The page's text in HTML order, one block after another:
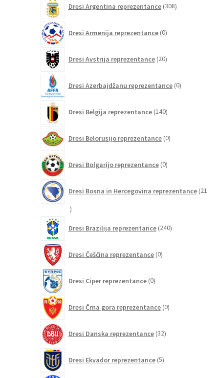
Dresi Argentina reprezentance 308izdelkov
Dresi Armenija reprezentance 0izdelkov
Dresi Avstrija reprezentance 20izdelkov
Dresi Azerbajdžanu reprezentance 0izdelkov
Dresi Belgija reprezentance 140izdelkov
Dresi Belorusijo reprezentance 0izdelkov
Dresi Bolgarijo reprezentance 0izdelkov
Dresi Bosna in Hercegovina reprezentance 21
21
Dresi Brazilija reprezentance 240izdelkov
Dresi Češčina reprezentance 0izdelkov
Dresi Ciper reprezentance 0izdelkov
Dresi Črna gora reprezentance 0izdelkov
Dresi Danska reprezentance 32izdelkov
Dresi Ekvador reprezentance 5izdelkov